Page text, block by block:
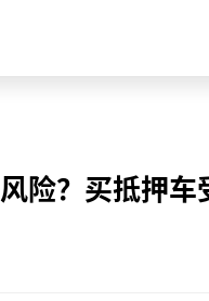
险？买抵押车